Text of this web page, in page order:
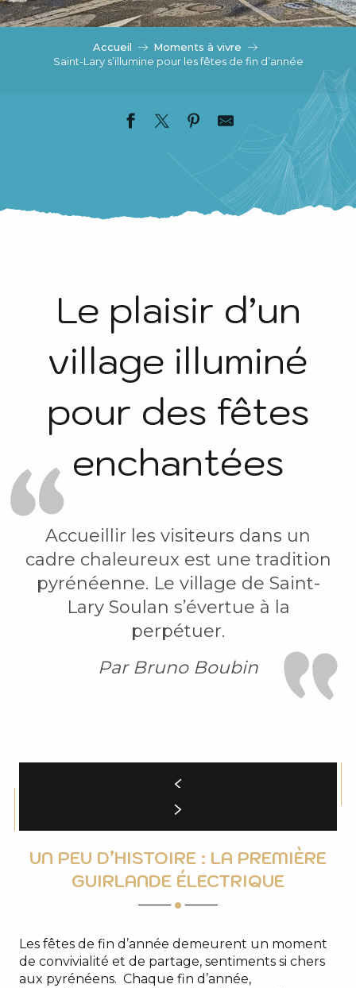
i
Accueil
Moments à vivre
Saint-Lary s’illumine pour les fêtes de fin d’année
Le plaisir d’un
village illuminé
pour des fêtes
enchantées
Accueillir les visiteurs dans un
cadre chaleureux est une tradition
pyrénéenne. Le village de Saint-
Lary Soulan s’évertue à la
perpétuer.
Par Bruno Boubin
UN PEU D’HISTOIRE : LA PREMIÈRE
GUIRLANDE ÉLECTRIQUE
Les fêtes de fin d’année demeurent un moment
de convivialité et de partage, sentiments si chers
aux pyrénéens. Chaque fin d’année,